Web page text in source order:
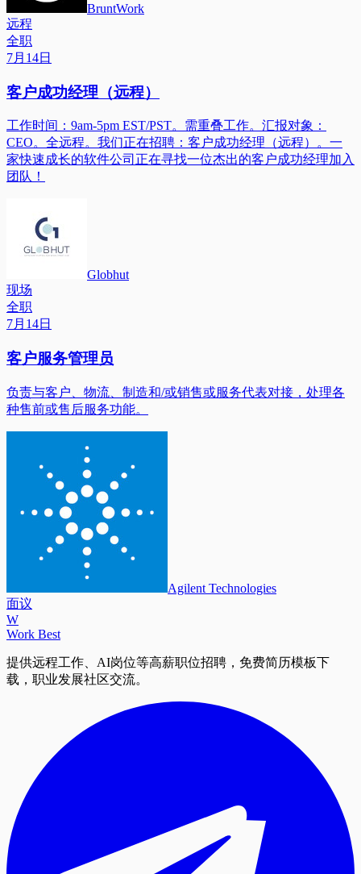
BruntWork
远程
全职
7月14日
客户成功经理（远程）
工作时间：9am-5pm EST/PST。需重叠工作。汇报对象：
CEO。全远程。我们正在招聘：客户成功经理（远程）。一
家快速成长的软件公司正在寻找一位杰出的客户成功经理加入
团队！
Globhut
现场
全职
7月14日
客户服务管理员
负责与客户、物流、制造和/或销售或服务代表对接，处理各
种售前或售后服务功能。
Agilent Technologies
面议
W
Work Best
提供远程工作、AI岗位等高薪职位招聘，免费简历模板下
载，职业发展社区交流。